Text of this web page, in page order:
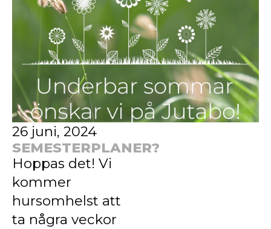
26 juni, 2024
SEMESTERPLANER?
Hoppas det! Vi
kommer
hursomhelst att
ta några veckor